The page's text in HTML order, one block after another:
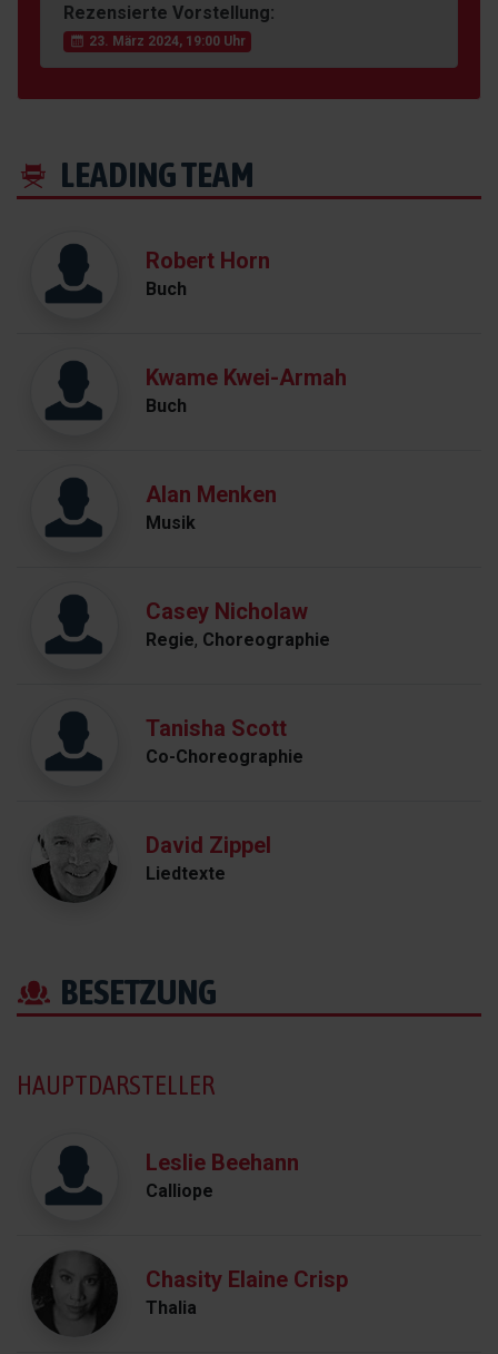
Rezensierte Vorstellung:
23. März 2024, 19:00 Uhr
LEADING TEAM
Robert Horn
Buch
Kwame Kwei-Armah
Buch
Alan Menken
Musik
Casey Nicholaw
Regie, Choreographie
Tanisha Scott
Co-Choreographie
David Zippel
Liedtexte
BESETZUNG
HAUPTDARSTELLER
Leslie Beehann
Calliope
Chasity Elaine Crisp
Thalia